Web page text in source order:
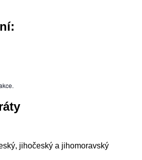
jihočeský a jihomoravský